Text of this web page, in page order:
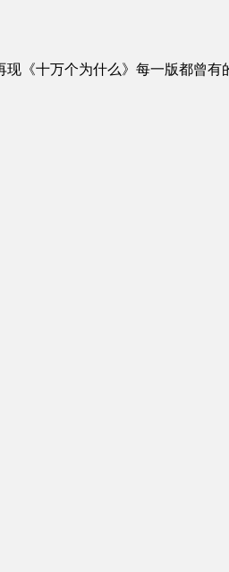
现《十万个为什么》每一版都曾有